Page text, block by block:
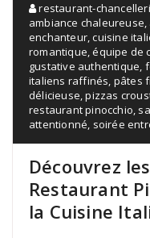
restaurant-
ambiance chaleureuse,
enchanteur,cuisine
romantique,équipe de
gustative authentique,
italiens raffinés, pâtes
délicieuse,pizzas
restaurant pinocchio,
attentionné, soirée
Découvrez
Restaurant
la Cuisine